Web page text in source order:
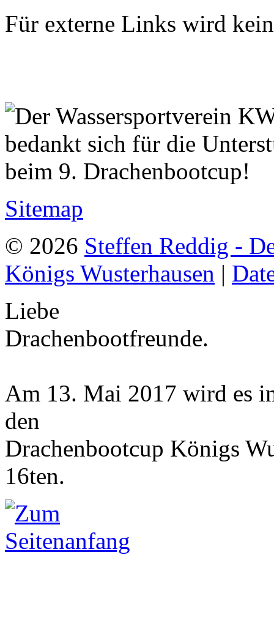
Für externe Links wird
Sitemap
© 2026 Steffen Reddig -
Königs Wusterhausen |
Liebe
Drachenbootfreunde.
Am 13. Mai 2017 wird es
den
Drachenbootcup Königs
16ten.